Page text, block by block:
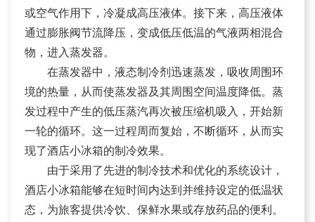
或空气作用下，冷凝成高压液体。接下来，高压液体
通过膨胀阀节流降压，变成低压低温的气液两相混合
物，进入蒸发器。
在蒸发器中，液态制冷剂迅速蒸发，吸收周围环
境的热量，从而使蒸发器及其周围空间温度降低。蒸
发过程中产生的低压蒸汽再次被压缩机吸入，开始新
一轮的循环。这一过程周而复始，不断循环，从而实
现了酒店小冰箱的制冷效果。
由于采用了先进的制冷技术和优化的系统设计，
酒店小冰箱能够在短时间内达到并维持设定的低温状
态，为旅客提供冷饮、保鲜水果或存放药品的便利。